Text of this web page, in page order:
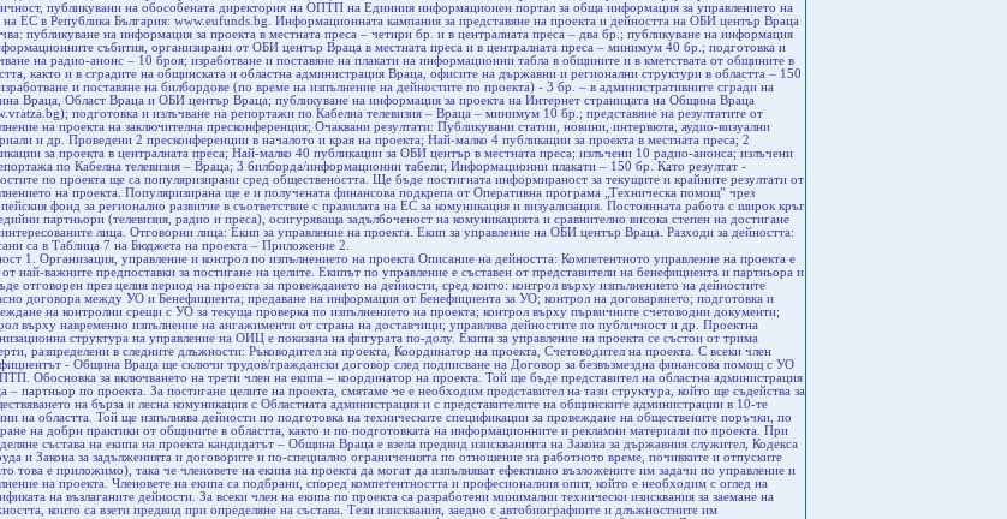
публикувани на обособената директория на ОПТП на Единния информационен портал за обща информация за управлението на
ЕС в Република България: www.eufunds.bg. Информационната кампания за представяне на проекта и дейността на ОБИ център Враца
публикуване на информация за проекта в местната преса – четири бр. и в централната преса – два бр.; публикуване на информация
събития, организирани от ОБИ център Враца в местната преса и в централната преса – минимум 40 бр.; подготовка и
на радио-анонс – 10 броя; изработване и поставяне на плакати на информационни табла в общините и в кметствата от общините в
както и в сградите на общинската и областна администрация Враца, офисите на държавни и регионални структури в областта – 150
и поставяне на билбордове (по време на изпълнение на дейностите по проекта) - 3 бр. – в административните сгради на
Враца, Област Враца и ОБИ център Враца; публикуване на информация за проекта на Интернет страницата на Община Враца
подготовка и излъчване на репортажи по Кабелна телевизия – Враца – минимум 10 бр.; представяне на резултатите от
на проекта на заключителна пресконференция; Очаквани резултати: Публикувани статии, новини, интервюта, аудио-визуални
и др. Проведени 2 пресконференции в началото и края на проекта; Най-малко 4 публикации за проекта в местната преса; 2
за проекта в централната преса; Най-малко 40 публикации за ОБИ център в местната преса; излъчени 10 радио-анонса; излъчени
по Кабелна телевизия – Враца; 3 билборда/информационни табели; Информационни плакати – 150 бр. Като резултат -
по проекта ще са популяризирани сред обществеността. Ще бъде постигната информираност за текущите и крайните резултати от
на проекта. Популяризирана ще е и получената финансова подкрепа от Оперативна програма „Техническа помощ” чрез
фонд за регионално развитие в съответствие с правилата на ЕС за комуникация и визуализация. Постоянната работа с широк кръг
партньори (телевизия, радио и преса), осигуряваща задълбоченост на комуникацията и сравнително висока степен на достигане
лица. Отговорни лица: Екип за управление на проекта. Екип за управление на ОБИ център Враца. Разходи за дейността:
са в Таблица 7 на Бюджета на проекта – Приложение 2.
1. Организация, управление и контрол по изпълнението на проекта Описание на дейността: Компетентното управление на проекта е
от най-важните предпоставки за постигане на целите. Екипът по управление е съставен от представители на бенефициента и партньора и
отговорен през целия период на проекта за провеждането на дейности, сред които: контрол върху изпълнението на дейностите
договора между УО и Бенефициента; предаване на информация от Бенефициента за УО; контрол на договарянето; подготовка и
на контролни срещи с УО за текуща проверка по изпълнението на проекта; контрол върху първичните счетоводни документи;
върху навременно изпълнение на ангажименти от страна на доставчици; управлява дейностите по публичност и др. Проектна
структура на управление на ОИЦ е показана на фигурата по-долу. Екипа за управление на проекта се състои от трима
разпределени в следните длъжности: Ръководител на проекта, Координатор на проекта, Счетоводител на проекта. С всеки член
- Община Враца ще сключи трудов/граждански договор след подписване на Договор за безвъзмездна финансова помощ с УО
Обосновка за включването на трети член на екипа – координатор на проекта. Той ще бъде представител на областна администрация
– партньор по проекта. За постигане целите на проекта, смятаме че е необходим представител на тази структура, който ще съдейства за
на бърза и лесна комуникация с Областната администрация и с представителите на общинските администрации в 10-те
на областта. Той ще изпълнява дейности по подготовка на техническите спецификации за провеждане на обществените поръчки, по
на добри практики от общините в областта, както и по подготовката на информационните и рекламни материали по проекта. При
състава на екипа на проекта кандидатът – Община Враца е взела предвид изискванията на Закона за държавния служител, Кодекса
и Закона за задълженията и договорите и по-специално ограниченията по отношение на работното време, почивките и отпуските
това е приложимо), така че членовете на екипа на проекта да могат да изпълняват ефективно възложените им задачи по управление и
на проекта. Членовете на екипа са подбрани, според компетентността и професионалния опит, който е необходим с оглед на
на възлаганите дейности. За всеки член на екипа по проекта са разработени минимални технически изисквания за заемане на
които са взети предвид при определяне на състава. Тези изисквания, заедно с автобиографиите и длъжностните им